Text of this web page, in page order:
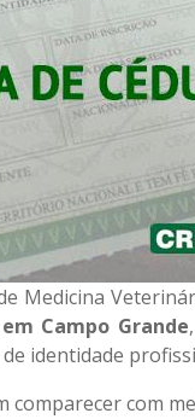
Medicina
em Campo Grande
de identidade
comparecer com